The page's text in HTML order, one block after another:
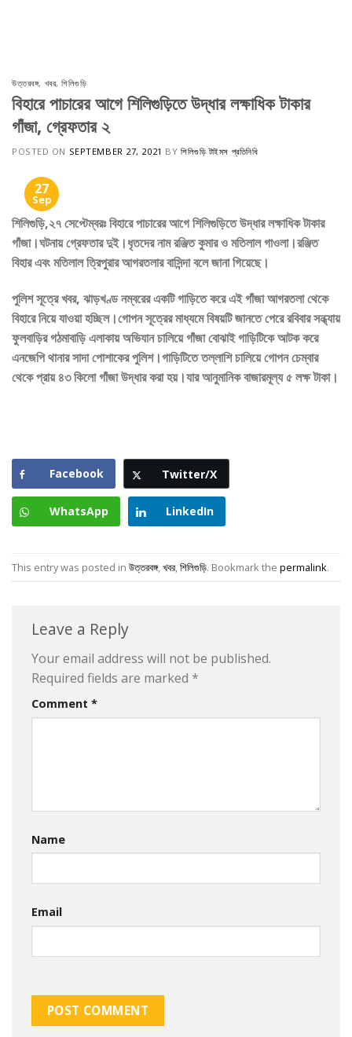
উত্তরবঙ্গ, খবর,শিলিগুড়ি
বিহারে পাচারের আগে শিলিগুড়িতে উদ্ধার লক্ষাধিক টাকার
গাঁজা, গ্রেফতার ২
POSTED ON SEPTEMBER 27, 2021 BY শিলিগুড়ি টাইমস প্রতিনিধি
27
Sep
শিলিগুড়ি,২৭ সেপ্টেম্বরঃ বিহারে পাচারের আগে শিলিগুড়িতে উদ্ধার লক্ষাধিক টাকার
গাঁজা।ঘটনায় গ্রেফতার দুই।ধৃতদের নাম রঞ্জিত কুমার ওমতিলাল গাওলা।রঞ্জিত
বিহার এবং মতিলাল ত্রিপুরার আগরতলার বাসিন্দা বলে জানা গিয়েছে।
পুলিশ সূত্রে খবর, ঝাড়খণ্ড নম্বরের একটি গাড়িতে করে এই গাঁজা আগরতলা থেকে
বিহারে নিয়ে যাওয়া হচ্ছিল।গোপন সূত্রের মাধ্যমে বিষয়টি জানতে পেরে রবিবার সন্ধ্যায়
ফুলবাড়ির গঠমাবাড়ি এলাকায় অভিযান চালিয়ে গাঁজা বোঝাই গাড়িটিকে আটক করে
এনজেপি থানার সাদা পোশাকের পুলিশ।গাড়িটিতে তল্লাশি চালিয়ে গোপন চেম্বার
থেকে প্রায় ৪৩ কিলো গাঁজা উদ্ধার করা হয়।যার আনুমানিক বাজারমূল্য ৫ লক্ষ টাকা।
Facebook Twitter/X
WhatsApp LinkedIn
This entry was posted in উত্তরবঙ্গ, খবর শিলিগুড়ি. Bookmark the permalink.
Leave a Reply
Your email address will not be published.
Required fields are marked *
Comment *
Name
Email